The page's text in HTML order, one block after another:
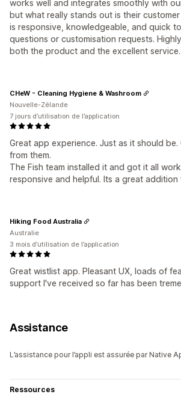
works well and integrates smoothly with
but what really stands out is their
is responsive, knowledgeable, and quick
questions or customisation requests.
both the product and the excellent service.
Great app experience. Just as it should
from them.
The Fish team installed it and got it all
responsive and helpful. Its a great addition
CHeW - Cleaning Hygiene & Washroom
Nouvelle-Zélande
7 jours d’utilisation de l’application
Great wistlist app. Pleasant UX, loads of
support I've received so far has been
Hiking Food Australia
Australie
3 mois d’utilisation de l’application
Assistance
L’assistance pour l’appli est assurée par Native
Ressources